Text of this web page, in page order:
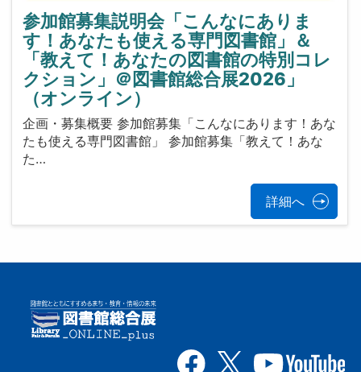
参加館募集説明会「こんなにありま
す！あなたも使える専門図書館」＆
「教えて！あなたの図書館の特別コレ
クション」＠図書館総合展2026」
（オンライン）
企画・募集概要 参加館募集「こんなにあります！あな
たも使える専門図書館」 参加館募集「教えて！あな
た…
詳細へ